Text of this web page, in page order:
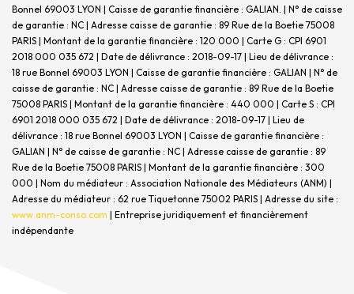
Bonnel 69003 LYON | Caisse de garantie financière : GALIAN. | N° de caisse
de garantie : NC | Adresse caisse de garantie : 89 Rue de la Boetie 75008
PARIS | Montant de la garantie financière : 120 000 | Carte G : CPI 6901
2018 000 035 672 | Date de délivrance : 2018-09-17 | Lieu de délivrance :
18 rue Bonnel 69003 LYON | Caisse de garantie financière : GALIAN | N° de
caisse de garantie : NC | Adresse caisse de garantie : 89 Rue de la Boetie
75008 PARIS | Montant de la garantie financière : 440 000 | Carte S : CPI
6901 2018 000 035 672 | Date de délivrance : 2018-09-17 | Lieu de
délivrance : 18 rue Bonnel 69003 LYON | Caisse de garantie financière :
GALIAN | N° de caisse de garantie : NC | Adresse caisse de garantie : 89
Rue de la Boetie 75008 PARIS | Montant de la garantie financière : 300
000 | Nom du médiateur : Association Nationale des Médiateurs (ANM) |
Adresse du médiateur : 62 rue Tiquetonne 75002 PARIS | Adresse du site :
www.anm-conso.com | Entreprise juridiquement et financièrement
indépendante